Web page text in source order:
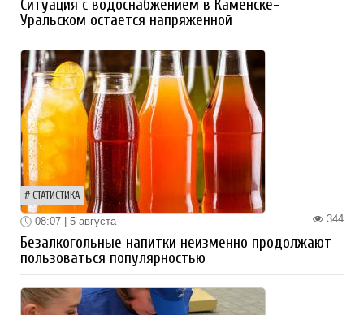
Ситуация с водоснабжением в Каменске-
Уральском остается напряженной
СТАТИСТИКА
344
08:07 | 5 августа
Безалкогольные напитки неизменно продолжают
пользоваться популярностью